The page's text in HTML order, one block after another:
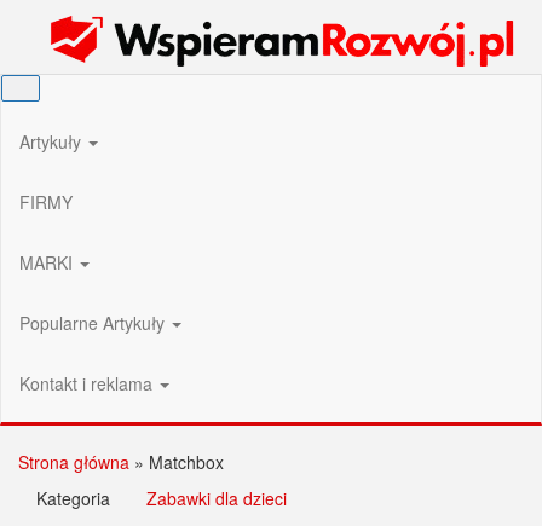
Wspieram Rozwój PL
Artykuły
FIRMY
MARKI
Popularne Artykuły
Kontakt i reklama
Strona główna » Matchbox
Kategoria
Zabawki dla dzieci